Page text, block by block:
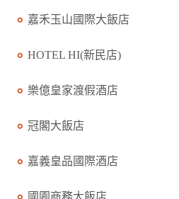
嘉禾玉山國際大飯店
HOTEL HI(新民店)
樂億皇家渡假酒店
冠閣大飯店
嘉義皇品國際酒店
國園商務大飯店